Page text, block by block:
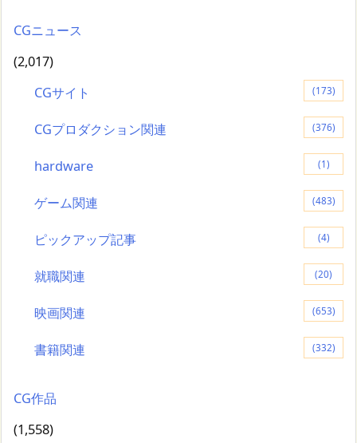
CGニュース
(2,017)
CGサイト
(173)
CGプロダクション関連 (376)
hardware (1)
ゲーム関連 (483)
ピックアップ記事 (4)
就職関連 (20)
映画関連 (653)
書籍関連 (332)
CG作品
(1,558)